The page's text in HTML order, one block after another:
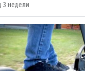
3 недели